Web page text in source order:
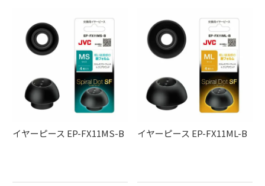
イヤーピース EP-FX11MS-B イヤーピース EP-FX11ML-B